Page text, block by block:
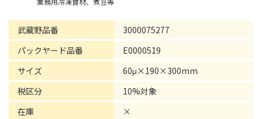
武蔵野品番
3000075277
パックヤード品番
E0000519
サイズ
60μ×190×300mm
税区分
10%対象
在庫
×